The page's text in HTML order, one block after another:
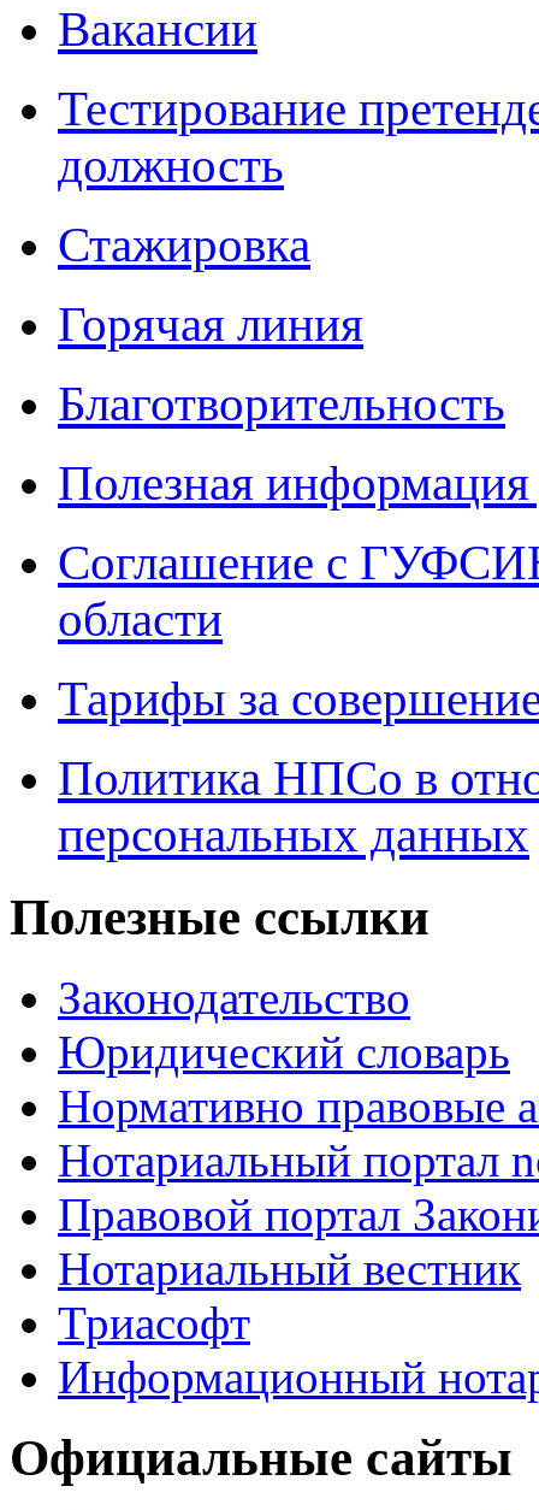
Вакансии
Тестирование
должность
Стажировка
Горячая линия
Благотворительность
Полезная
Соглашение с
области
Тарифы за
Политика НПСо в
персональных данных
Полезные ссылки
Законодательство
Юридический словарь
Нормативно правовые
Нотариальный портал
Правовой портал
Нотариальный вестник
Триасофт
Информационный
Официальные сайты